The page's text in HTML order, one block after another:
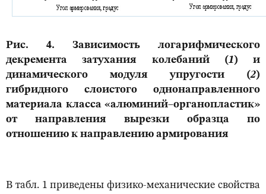
Рис. 4. Зависимость логарифмического
декремента затухания колебаний (1) и
динамического модуля упругости (2)
гибридного слоистого однонаправленного
материала класса «алюминий–органопластик»
от направления вырезки образца по
отношению к направлению армирования
В табл. 1 приведены физико-механические свойства